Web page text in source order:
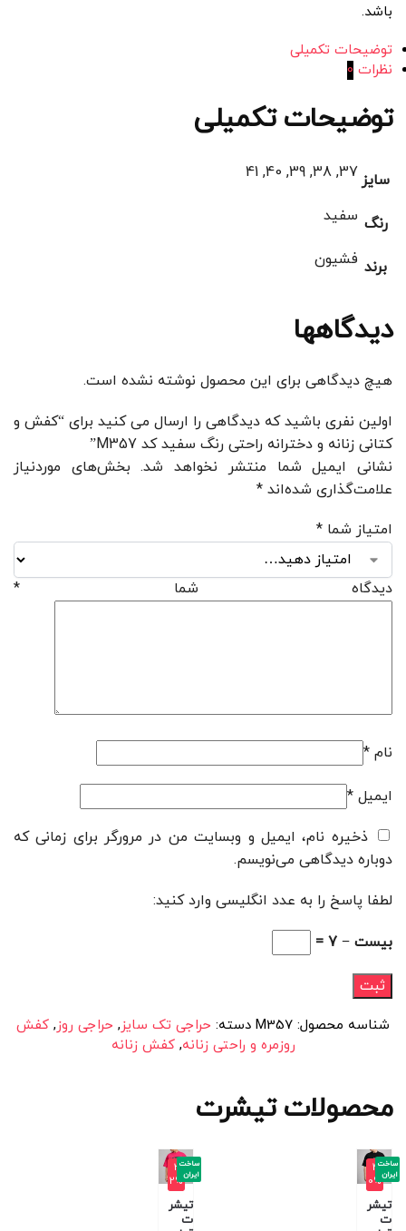
باشد.
توضیحات تکمیلی
نظرات 0
توضیحات تکمیلی
سایز 37, 38, 39, 40, 41
رنگ سفید
برند فشیون
دیدگاهها
هیچ دیدگاهی برای این محصول نوشته نشده است.
اولین نفری باشید که دیدگاهی را ارسال می کنید برای “کفش و
کتانی زنانه و دخترانه راحتی رنگ سفید کد M357”
نشانی ایمیل شما منتشر نخواهد شد. بخش‌های موردنیاز
علامت‌گذاری شده‌اند *
امتیاز شما *
دیدگاه شما *
نام *
ایمیل *
ذخیره نام، ایمیل و وبسایت من در مرورگر برای زمانی که
دوباره دیدگاهی می‌نویسم.
لطفا پاسخ را به عدد انگلیسی وارد کنید:
بیست − 7 =
شناسه محصول: M357 دسته: حراجی تک سایز, حراجی روز, کفش
روزمره و راحتی زنانه,کفش زنانه
محصولات تیشرت
-4
0%
تیشر
ت
ساخت
ایران
-3
2%
تیشر
ت
ساخت
ایران